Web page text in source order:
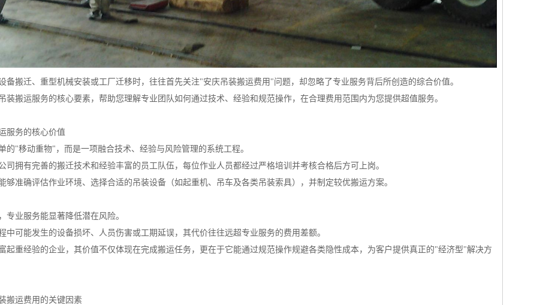
备搬迁、重型机械安装或工厂迁移时，往往首先关注"安庆吊装搬运费用"问题，却忽略了专业服务背后所创造的综合价值。
装搬运服务的核心要素，帮助您理解专业团队如何通过技术、经验和规范操作，在合理费用范围内为您提供超值服务。
服务的核心价值
的"移动重物"，而是一项融合技术、经验与风险管理的系统工程。
司拥有完善的搬迁技术和经验丰富的员工队伍，每位作业人员都经过严格培训并考核合格后方可上岗。
够准确评估作业环境、选择合适的吊装设备（如起重机、吊车及各类吊装索具），并制定较优搬运方案。
专业服务能显著降低潜在风险。
中可能发生的设备损坏、人员伤害或工期延误，其代价往往远超专业服务的费用差额。
起重经验的企业，其价值不仅体现在完成搬运任务，更在于它能通过规范操作规避各类隐性成本，为客户提供真正的"经济型"解决方
搬运费用的关键因素